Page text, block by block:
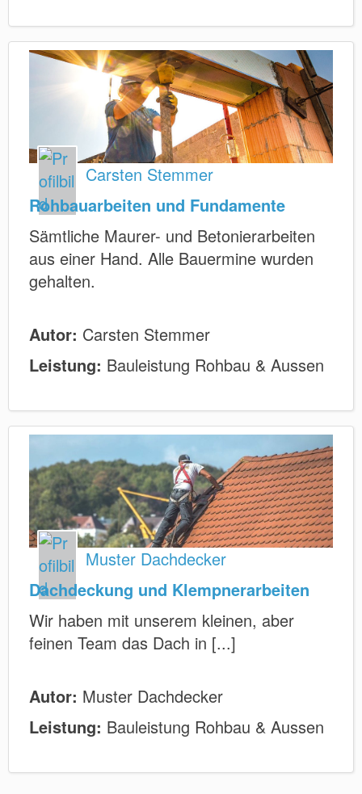
Carsten Stemmer
Rohbauarbeiten und Fundamente
Sämtliche Maurer- und Betonierarbeiten
aus einer Hand. Alle Bauermine wurden
gehalten.
Autor: Carsten Stemmer
Leistung: Bauleistung Rohbau & Aussen
Muster Dachdecker
Dachdeckung und Klempnerarbeiten
Wir haben mit unserem kleinen, aber
feinen Team das Dach in [...]
Autor: Muster Dachdecker
Leistung: Bauleistung Rohbau & Aussen